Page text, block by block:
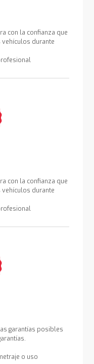
con la confianza que
durante
con la confianza que
durante
garantías posibles
o uso